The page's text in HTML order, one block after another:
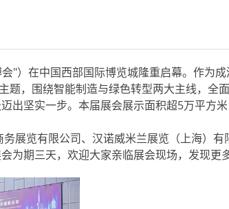
）在中国西部国际博览城隆重启幕。作为成
，围绕智能制造与绿色转型两大主线，全
出坚实一步。本届展会展示面积超5万平方
览有限公司、汉诺威米兰展览（上海）有
期三天，欢迎大家亲临展会现场，发现更